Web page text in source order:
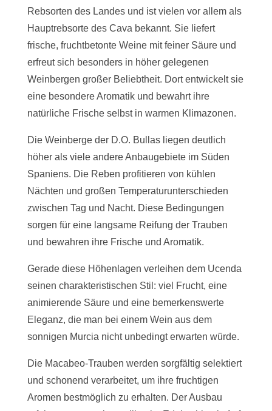
Rebsorten des Landes und ist vielen vor allem als
Hauptrebsorte des Cava bekannt. Sie liefert
frische, fruchtbetonte Weine mit feiner Säure und
erfreut sich besonders in höher gelegenen
Weinbergen großer Beliebtheit. Dort entwickelt sie
eine besondere Aromatik und bewahrt ihre
natürliche Frische selbst in warmen Klimazonen.
Die Weinberge der D.O. Bullas liegen deutlich
höher als viele andere Anbaugebiete im Süden
Spaniens. Die Reben profitieren von kühlen
Nächten und großen Temperaturunterschieden
zwischen Tag und Nacht. Diese Bedingungen
sorgen für eine langsame Reifung der Trauben
und bewahren ihre Frische und Aromatik.
Gerade diese Höhenlagen verleihen dem Ucenda
seinen charakteristischen Stil: viel Frucht, eine
animierende Säure und eine bemerkenswerte
Eleganz, die man bei einem Wein aus dem
sonnigen Murcia nicht unbedingt erwarten würde.
Die Macabeo-Trauben werden sorgfältig selektiert
und schonend verarbeitet, um ihre fruchtigen
Aromen bestmöglich zu erhalten. Der Ausbau